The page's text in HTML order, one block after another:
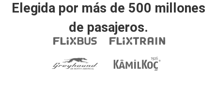
Elegida por más de 500 millones
de pasajeros.